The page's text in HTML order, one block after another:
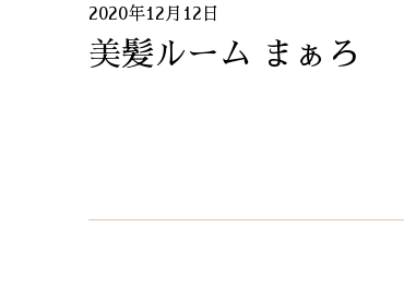
2020年12月12日
美髪ルーム まぁろ